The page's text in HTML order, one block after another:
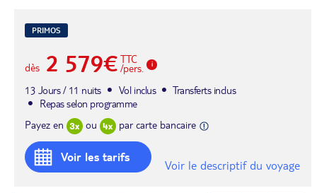
PRIMOS
dès 2 579€ TTC
/pers.
13 Jours / 11 nuits
Vol inclus
Transferts inclus
Repas selon programme
Payez en
ou par carte bancaire
Voir les tarifs
Voir le descriptif du voyage